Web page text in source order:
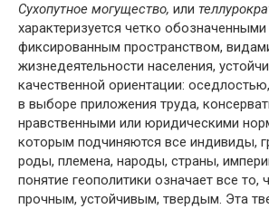
Сухопутное могущество, или
характеризуется четко
фиксированным пространством,
жизнедеятельности населения,
качественной ориентации:
в выборе приложения труда,
нравственными или юридическими
которым подчиняются все индивиды,
роды, племена, народы, страны,
понятие геополитики означает все то,
прочным, устойчивым, твердым. Эта